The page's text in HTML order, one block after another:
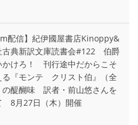
配信】紀伊國屋書店Kinoppy&
古典新訳文庫読書会#122 伯爵
かけろ！ 刊行途中だからこそ
る『モンテ゠クリスト伯』（全
の醍醐味 訳者・前山悠さんを
8月27日（木）開催